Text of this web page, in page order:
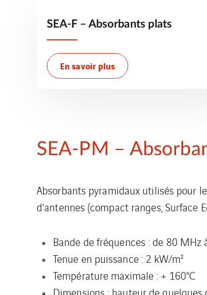
SEA-F – Absorbants plats
En savoir plus
SEA-PM –
Absorbants pyramidaux utilisés pour
d’antennes (compact ranges, Surface
Bande de fréquences : de 80 MHz
Tenue en puissance : 2 kW/m²
Température maximale : + 160°C